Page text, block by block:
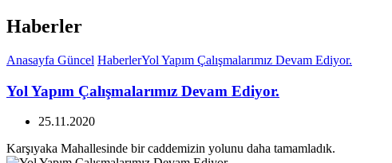
Haberler
Anasayfa Güncel HaberlerYol Yapım Çalışmalarımız Devam Ediyor.
Yol Yapım Çalışmalarımız Devam Ediyor.
25.11.2020
Karşıyaka Mahallesinde bir caddemizin yolunu daha tamamladık.